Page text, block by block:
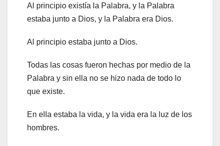
Al principio existía la Palabra, y la Palabra
estaba junto a Dios, y la Palabra era Dios.
Al principio estaba junto a Dios.
Todas las cosas fueron hechas por medio de la
Palabra y sin ella no se hizo nada de todo lo
que existe.
En ella estaba la vida, y la vida era la luz de los
hombres.